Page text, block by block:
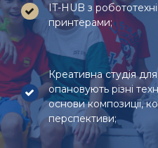
IT-HUB з
принтерами;
Креативна студія
опановують різні
основи композиції,
перспективи;